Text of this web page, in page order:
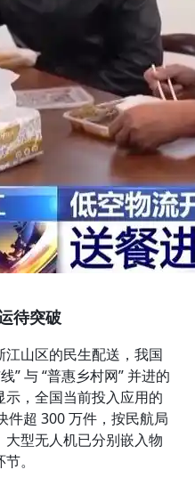
待突破
山区的民生配送，我国
” 与 “普惠乡村网” 并进的
，全国当前投入应用的
件超 300 万件，按民航局
型无人机已分别嵌入物
。